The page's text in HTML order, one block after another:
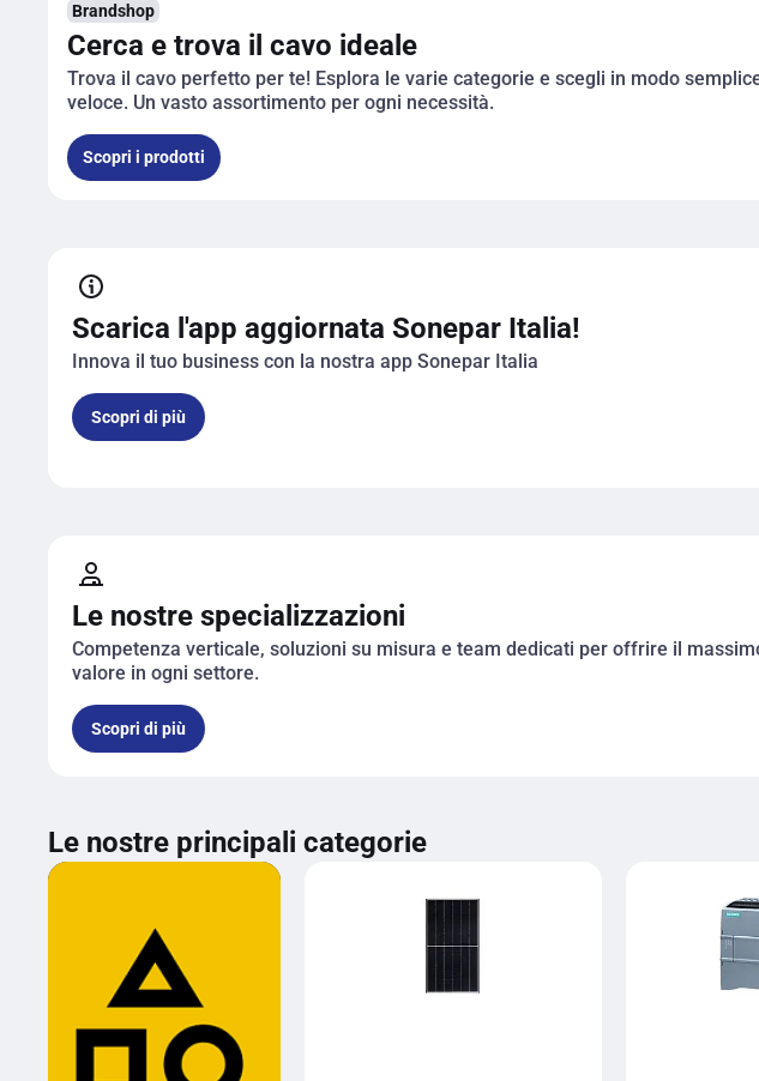
Brandshop
Cerca e trova il cavo ideale
Trova il cavo perfetto per te! Esplora le varie categorie e scegli in modo
veloce. Un vasto assortimento per ogni necessità.
Scopri i prodotti
Scarica l'app aggiornata Sonepar Italia!
Innova il tuo business con la nostra app Sonepar Italia
Scarica l'app aggiornata Sonepar Italia!
Scopri di più
Le nostre specializzazioni
Competenza verticale, soluzioni su misura e team dedicati per offrire il
valore in ogni settore.
Le nostre specializzazioni
Scopri di più
Le nostre principali categorie